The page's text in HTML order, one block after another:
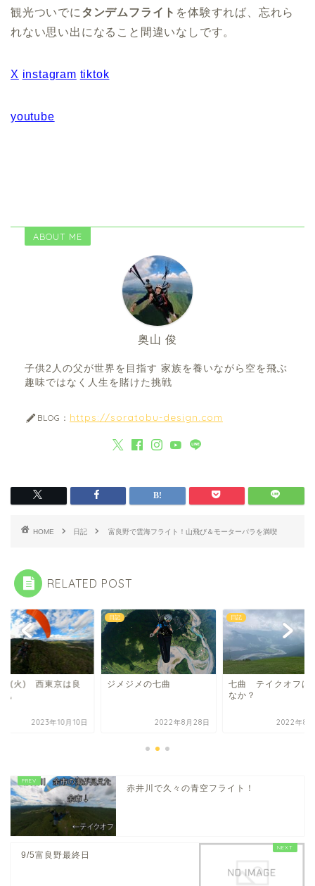
観光ついでに タンデムフライト を体験すれば、忘れら
れない思い出になること間違いなしです。
X instagram tiktok
youtube
ABOUT ME
奥山 俊
子供2人の父が世界を目指す 家族を養いながら空を飛ぶ
趣味ではなく人生を賭けた挑戦
BLOG： https://soratobu-design.com
HOME 日記 富良野で雲海フライト！山飛び＆モーターパラを満喫
RELATED POST
火) 西東京は良
気
2023年10月10日
日記
ジメジメの七曲
2022年8月28日
日記
七曲 テイクオフは
なか？
2022年8
赤井川で久々の青空フライト！
9/5富良野最終日